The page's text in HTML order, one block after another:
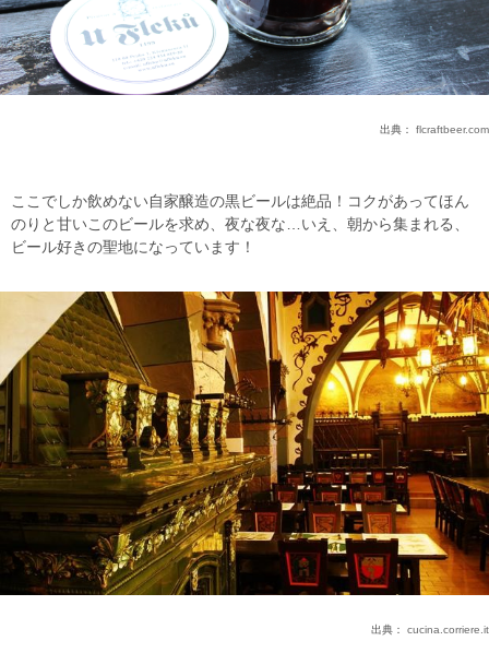
出典： flcraftbeer.com
ここでしか飲めない自家醸造の黒ビールは絶品！コクがあってほん
のりと甘いこのビールを求め、夜な夜な…いえ、朝から集まれる、
ビール好きの聖地になっています！
出典： cucina.corriere.it